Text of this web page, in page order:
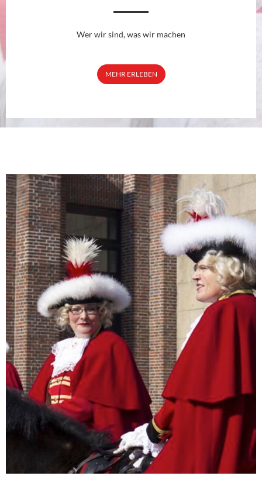
Wer wir sind, was wir machen
MEHR ERLEBEN